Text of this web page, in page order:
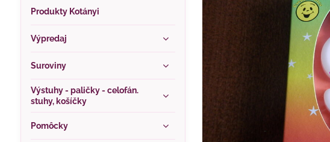
Produkty Kotányi
Výpredaj
Suroviny
Výstuhy - paličky - celofán.
stuhy, košíčky
Pomôcky